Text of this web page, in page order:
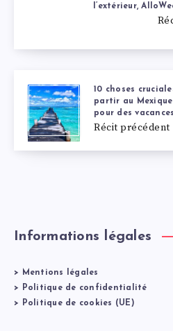
l’extérieur,
10 choses
partir au
pour des
Récit précédent
Informations légales
>
Mentions légales
>
Politique de confidentialité
>
Politique de cookies (UE)